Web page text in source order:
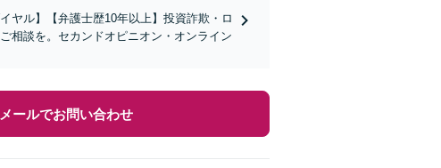
ヤル】【弁護士歴10年以上】投資詐欺・ロ
相談を。セカンドオピニオン・オンライン
メールでお問い合わせ